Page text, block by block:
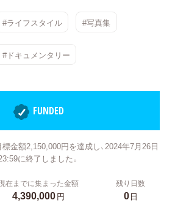
#ライフスタイル #写真集
#ドキュメンタリー
FUNDED
金額2,150,000円を達成し、2024年7月26日
に終了しました。
在までに集まった金額
4,390,000円
残り日数
0日